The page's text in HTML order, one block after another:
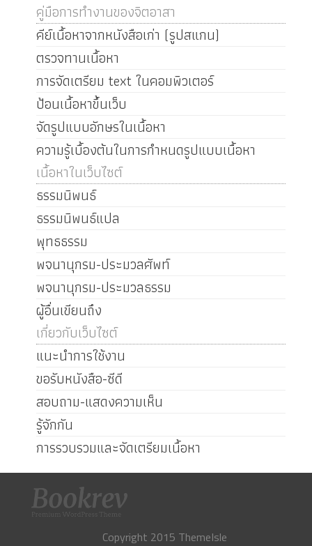
คู่มือการทำงานของจิตอาสา
คีย์เนื้อหาจากหนังสือเก่า (รูปสแกน)
ตรวจทานเนื้อหา
การจัดเตรียม text ในคอมพิวเตอร์
ป้อนเนื้อหาขึ้นเว็บ
จัดรูปแบบอักษรในเนื้อหา
ความรู้เบื้องต้นในการกำหนดรูปแบบเนื้อหา
เนื้อหาในเว็บไซต์
ธรรมนิพนธ์
ธรรมนิพนธ์แปล
พุทธธรรม
พจนานุกรม-ประมวลศัพท์
พจนานุกรม-ประมวลธรรม
ผู้อื่นเขียนถึง
เกี่ยวกับเว็บไซต์
แนะนำการใช้งาน
ขอรับหนังสือ-ซีดี
สอบถาม-แสดงความเห็น
รู้จักกัน
การรวบรวมและจัดเตรียมเนื้อหา
Copyright 2015 ThemeIsle